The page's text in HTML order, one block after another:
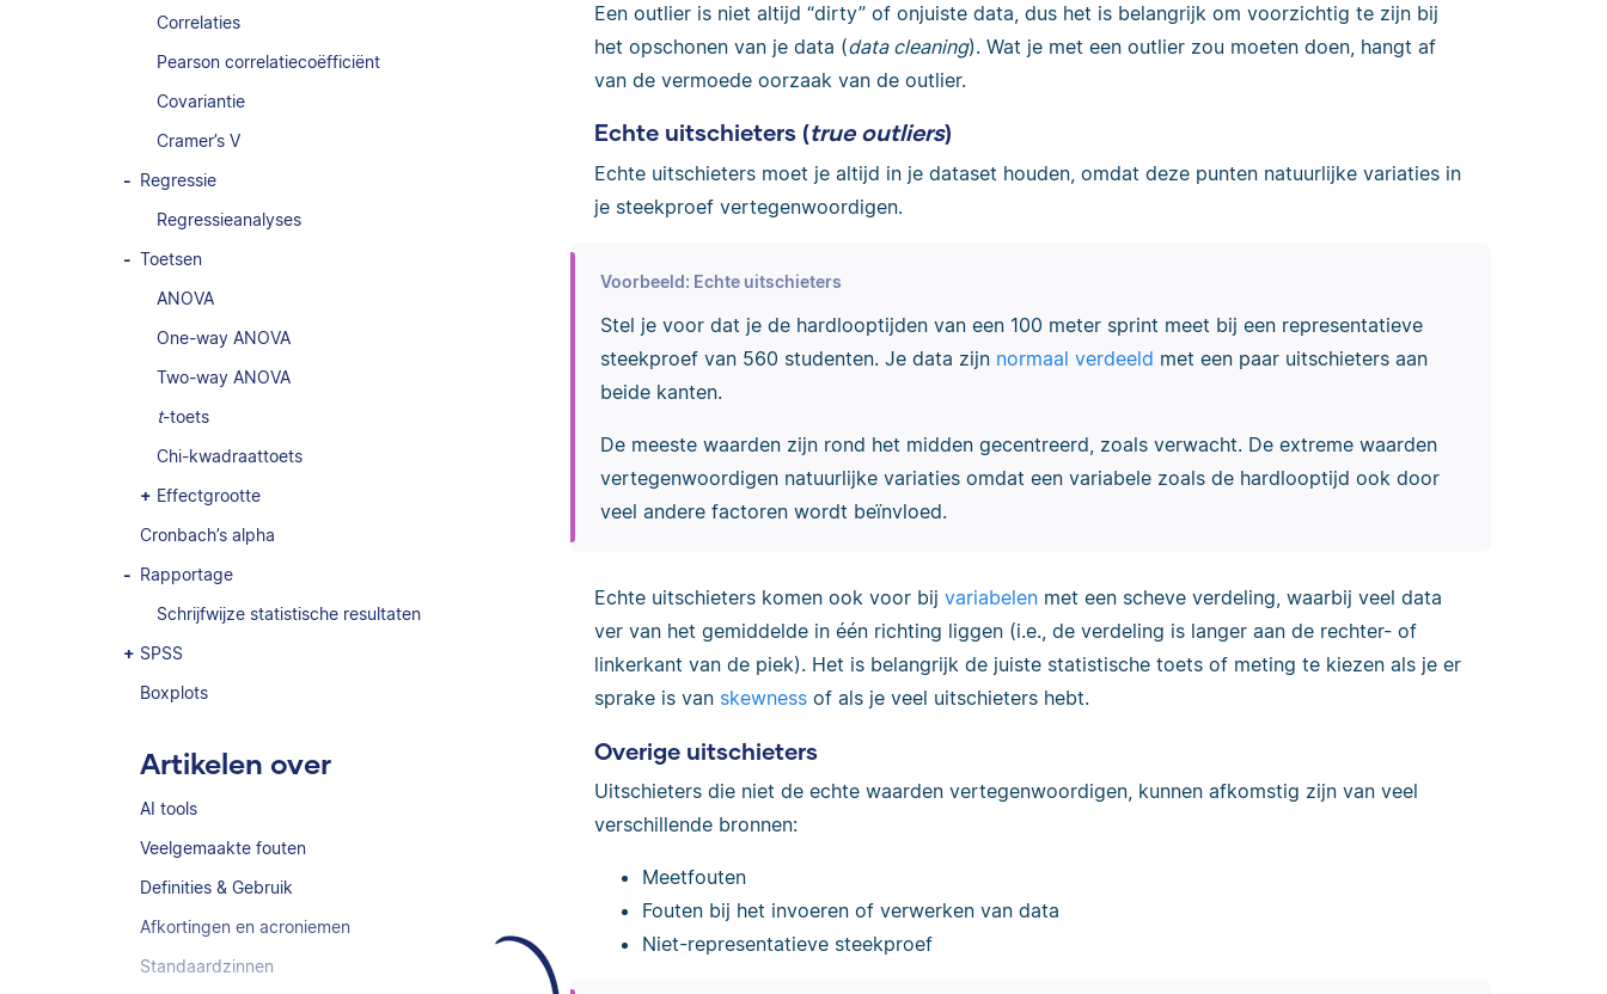
Correlaties
Pearson correlatiecoëfficiënt
Covariantie
Cramer’s V
Regressie
Regressieanalyses
Toetsen
ANOVA
One-way ANOVA
Two-way ANOVA
t-toets
Chi-kwadraattoets
Effectgrootte
Cronbach’s alpha
Rapportage
Schrijfwijze statistische resultaten
SPSS
Boxplots
Artikelen over
AI tools
Veelgemaakte fouten
Definities & Gebruik
Afkortingen en acroniemen
Standaardzinnen
Een outlier is niet altijd “dirty” of onjuiste data, dus het is belangrijk om voorzichtig te zijn bij
het opschonen van je data (data cleaning). Wat je met een outlier zou moeten doen, hangt af
van de vermoede oorzaak van de outlier.
Echte uitschieters (true outliers)
Echte uitschieters moet je altijd in je dataset houden, omdat deze punten natuurlijke variaties in
je steekproef vertegenwoordigen.
Voorbeeld: Echte uitschieters
Stel je voor dat je de hardlooptijden van een 100 meter sprint meet bij een representatieve
steekproef van 560 studenten. Je data zijn normaal verdeeld met een paar uitschieters aan
beide kanten.
De meeste waarden zijn rond het midden gecentreerd, zoals verwacht. De extreme waarden
vertegenwoordigen natuurlijke variaties omdat een variabele zoals de hardlooptijd ook door
veel andere factoren wordt beïnvloed.
Echte uitschieters komen ook voor bij variabelen met een scheve verdeling, waarbij veel data
ver van het gemiddelde in één richting liggen (i.e., de verdeling is langer aan de rechter- of
linkerkant van de piek). Het is belangrijk de juiste statistische toets of meting te kiezen als je er
sprake is van skewness of als je veel uitschieters hebt.
Overige uitschieters
Uitschieters die niet de echte waarden vertegenwoordigen, kunnen afkomstig zijn van veel
verschillende bronnen:
Meetfouten
Fouten bij het invoeren of verwerken van data
Niet-representatieve steekproef